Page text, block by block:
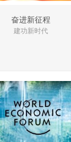
奋进新征程
建功新时代